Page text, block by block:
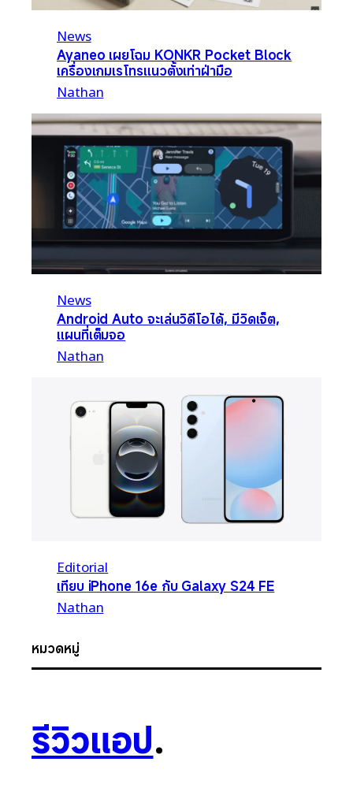
News
Ayaneo เผยโฉม KONKR Pocket Block
เครื่องเกมเรโทรแนวตั้งเท่าฝ่ามือ
Nathan
News
Android Auto จะเล่นวิดีโอได้, มีวิดเจ็ต,
แผนที่เต็มจอ
Nathan
Editorial
เทียบ iPhone 16e กับ Galaxy S24 FE
Nathan
หมวดหมู่
รีวิวแอป.